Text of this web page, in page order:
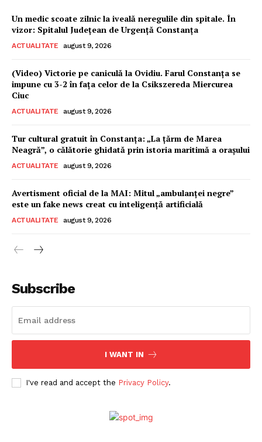
Un medic scoate zilnic la iveală neregulile din spitale. În
vizor: Spitalul Județean de Urgență Constanța
ACTUALITATE august 9, 2026
(Video) Victorie pe caniculă la Ovidiu. Farul Constanța se
impune cu 3-2 în fața celor de la Csikszereda Miercurea
Ciuc
ACTUALITATE august 9, 2026
Tur cultural gratuit în Constanța: „La țărm de Marea
Neagră”, o călătorie ghidată prin istoria maritimă a orașului
ACTUALITATE august 9, 2026
Avertisment oficial de la MAI: Mitul „ambulanței negre”
este un fake news creat cu inteligență artificială
ACTUALITATE august 9, 2026
Subscribe
I WANT IN
I've read and accept the Privacy Policy.